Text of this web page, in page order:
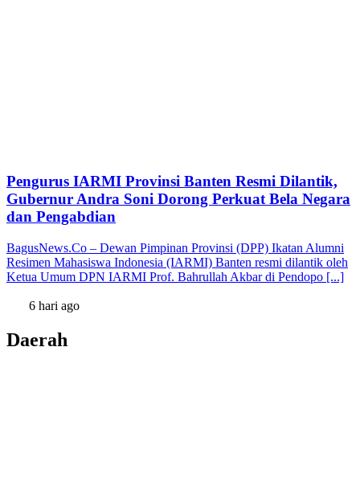
Pengurus IARMI Provinsi Banten Resmi Dilantik,
Gubernur Andra Soni Dorong Perkuat Bela Negara
dan Pengabdian
BagusNews.Co – Dewan Pimpinan Provinsi (DPP) Ikatan Alumni
Resimen Mahasiswa Indonesia (IARMI) Banten resmi dilantik oleh
Ketua Umum DPN IARMI Prof. Bahrullah Akbar di Pendopo [...]
6 hari ago
Daerah